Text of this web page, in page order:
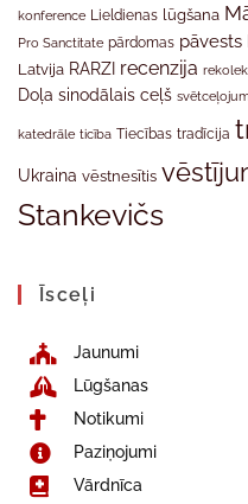
konference Lieldienas lūgšana
Pro Sanctitate pārdomas pāvests
Latvija RARZI recenzija
Doļa sinodālais ceļš
katedrāle ticība Tiecības tradīcija
Ukraina vēstnesītis
Stankevičs
Īsceļi
Jaunumi
Lūgšanas
Notikumi
Paziņojumi
Vārdnīca